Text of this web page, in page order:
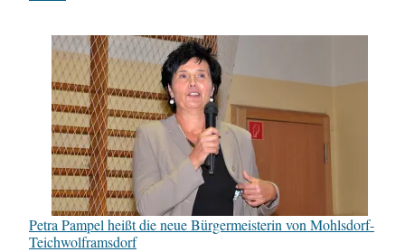
Petra Pampel heißt die neue Bürgermeisterin von Mohlsdorf-
Teichwolframsdorf